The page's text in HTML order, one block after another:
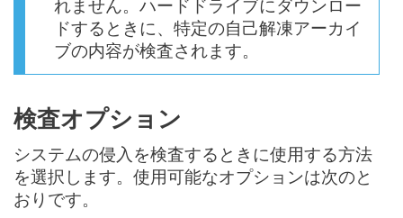
れません。ハードドライブにダウンロー
ドするときに、特定の自己解凍アーカイ
ブの内容が検査されます。
検査オプション
システムの侵入を検査するときに使用する方法
を選択します。使用可能なオプションは次のと
おりです。